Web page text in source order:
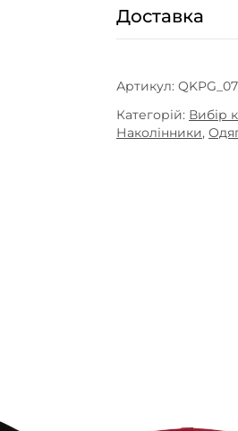
Доставка
Артикул:
Категорій: Вибір
Наколінники,